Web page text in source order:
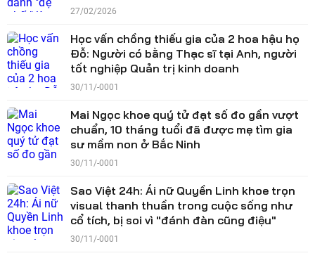
27/02/2026
Học vấn chồng thiếu gia của 2 hoa hậu họ
Đỗ: Người có bằng Thạc sĩ tại Anh, người
tốt nghiệp Quản trị kinh doanh
30/11/-0001
Mai Ngọc khoe quý tử đạt số đo gần vượt
chuẩn, 10 tháng tuổi đã được mẹ tìm gia
sư mầm non ở Bắc Ninh
30/11/-0001
Sao Việt 24h: Ái nữ Quyền Linh khoe trọn
visual thanh thuần trong cuộc sống như
cổ tích, bị soi vì "đánh đàn cũng điệu"
30/11/-0001